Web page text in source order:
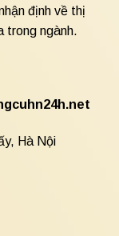
định về thị
trong ngành.
Hà Nội